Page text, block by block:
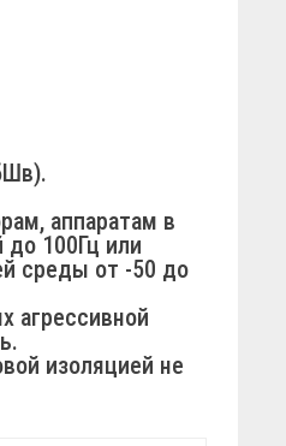
аппаратам в
до 100Гц или
среды от -50 до
агрессивной
изоляцией не